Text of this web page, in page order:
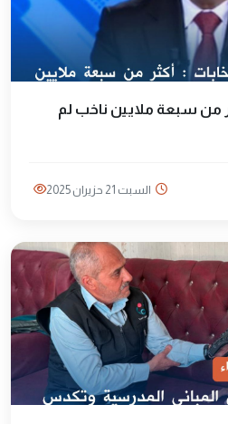
من سبعة ملايين ناخب لم
السبت 21 حزيران 2025